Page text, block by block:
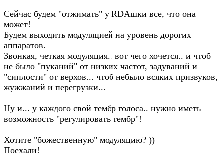
Сейчас будем "отжимать" у RDAшки все, что она
может!
Будем выходить модуляцией на уровень дорогих
аппаратов.
Звонкая, четкая модуляция.. вот чего хочется.. и чтоб
не было "пуканий" от низких частот, задуваний и
"сиплости" от верхов... чтоб небыло всяких призвуков,
жужжаний и перегрузки...
Ну и... у каждого свой тембр голоса.. нужно иметь
возможность "регулировать тембр"!
Хотите "божественную" модуляцию? ))
Поехали!